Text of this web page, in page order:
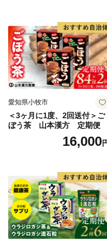
け先様のご負担となり
いかご確認の上ご寄附く
なお、お届け先様が住所
送り状記載のご依頼主様
で、予めご了承ください
・一部離島にはクール便
ございます。
・万一、お礼の品に破損
なる場合は、必ず状態が
てお送りください。
愛知県小牧市
＜3ヶ月に1度、2回送付＞ご
ぼう茶 山本漢方 定期便
16,000